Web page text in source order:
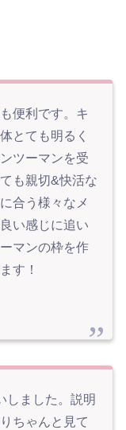
便利です。キ
とても明るく
ツーマンを受
も親切&快活な
合う様々なメ
い感じに追い
マンの枠を作
す！
しました。説明
ちゃんと見て